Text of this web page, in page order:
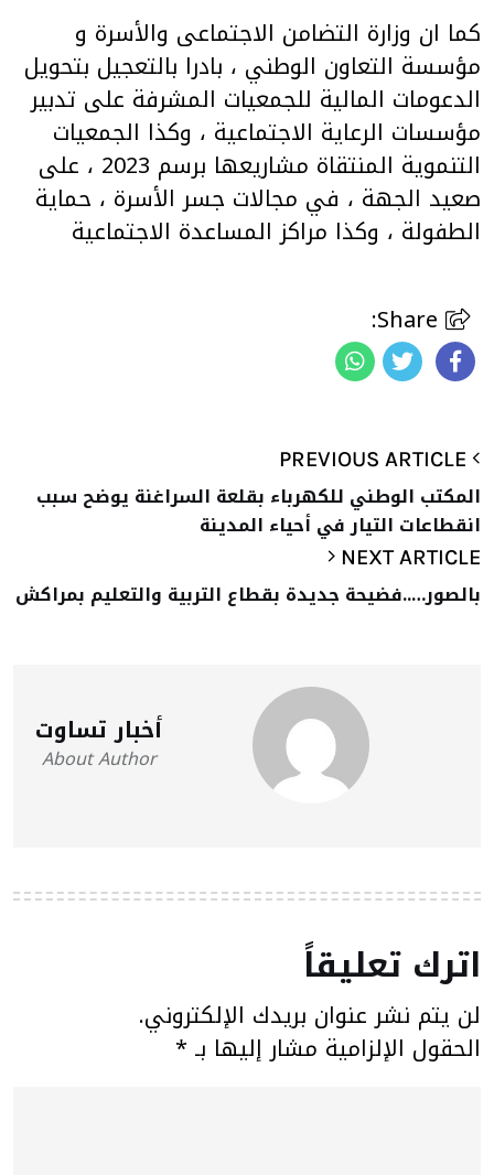
كما ان وزارة التضامن الاجتماعى والأسرة و
مؤسسة التعاون الوطني ، بادرا بالتعجيل بتحويل
الدعومات المالية للجمعيات المشرفة على تدبير
مؤسسات الرعاية الاجتماعية ، وكذا الجمعيات
التنموية المنتقاة مشاريعها برسم 2023 ، على
صعيد الجهة ، في مجالات جسر الأسرة ، حماية
الطفولة ، وكذا مراكز المساعدة الاجتماعية
المكتب الوطني للكهرباء بقلعة السراغنة يوضح سبب
انقطاعات التيار في أحياء المدينة
NEXT ARTICLE
بالصور…..فضيحة جديدة بقطاع التربية والتعليم بمراكش
أخبار تساوت
About Author
اترك تعليقاً
لن يتم نشر عنوان بريدك الإلكتروني.
الحقول الإلزامية مشار إليها بـ *